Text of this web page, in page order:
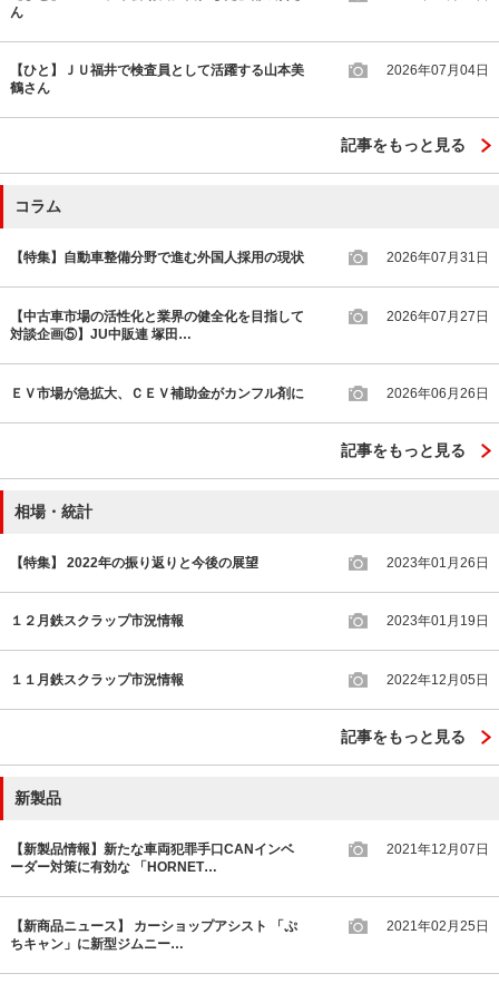
ん
【ひと】ＪＵ福井で検査員として活躍する山本美
鶴さん
2026年07月04日
記事をもっと見る
コラム
【特集】自動車整備分野で進む外国人採用の現状 2026年07月31日
【中古車市場の活性化と業界の健全化を目指して
対談企画⑤】JU中販連 塚田…
2026年07月27日
ＥＶ市場が急拡大、ＣＥＶ補助金がカンフル剤に 2026年06月26日
記事をもっと見る
相場・統計
【特集】 2022年の振り返りと今後の展望 2023年01月26日
１２月鉄スクラップ市況情報 2023年01月19日
１１月鉄スクラップ市況情報 2022年12月05日
記事をもっと見る
新製品
【新製品情報】新たな車両犯罪手口CANインベ
ーダー対策に有効な 「HORNET…
2021年12月07日
【新商品ニュース】 カーショップアシスト 「ぷ
ちキャン」に新型ジムニー…
2021年02月25日